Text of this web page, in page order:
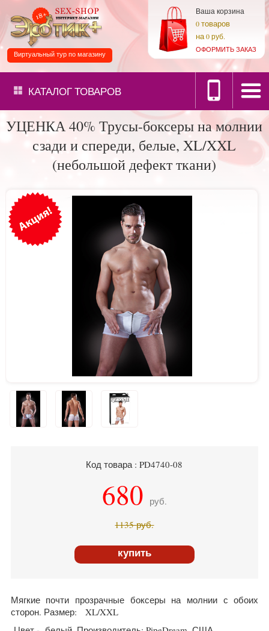
Ваша корзина
0товаров
на0 руб.
ОФОРМИТЬ ЗАКАЗ
Виртуальный тур по магазину
КАТАЛОГТОВАРОВ
УЦЕНКА 40% Трусы-боксеры на молнии
сзади и спереди, белые, XL/XXL
(небольшой дефект ткани)
Код товара : PD4740-08
680 руб.
1135руб.
купить
Мягкие почти прозрачные боксеры на молнии с обоих
сторон. Размер: XL/XXL